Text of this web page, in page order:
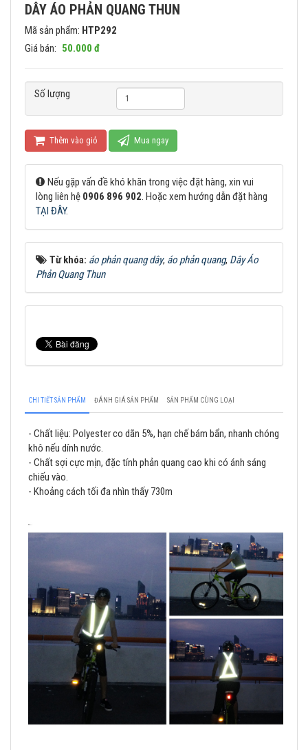
DÂY ÁO PHẢN QUANG THUN
Mã sản phẩm: HTP292
Giá bán: 50.000 đ
Số lượng
Thêm vào giỏ Mua ngay
Nếu gặp vấn đề khó khăn trong việc đặt hàng, xin vui
lòng liên hệ 0906 896 902. Hoặc xem hướng dẫn đặt hàng
TẠI ĐÂY.
Từ khóa: áo phản quang dây, áo phản quang, Dây Áo
Phản Quang Thun
CHI TIẾT SẢN PHẨM ĐÁNH GIÁ SẢN PHẨM SẢN PHẨM CÙNG LOẠI
- Chất liệu: Polyester co dãn 5%, hạn chế bám bẩn, nhanh chóng
khô nếu dính nước.
- Chất sợi cực mịn, đặc tính phản quang cao khi có ánh sáng
chiếu vào.
- Khoảng cách tối đa nhìn thấy 730m